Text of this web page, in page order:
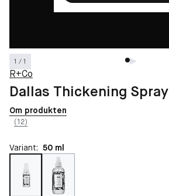
1 / 1
R+Co
Dallas Thickening Spray
Om produkten
(12)
Variant: 50 ml